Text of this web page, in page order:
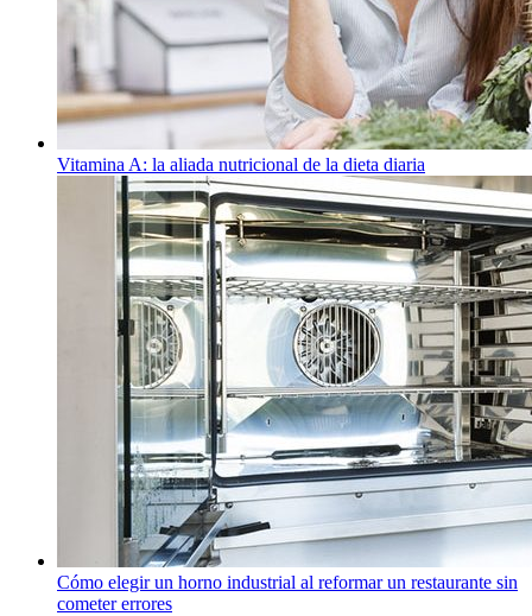
Vitamina A: la aliada nutricional de la dieta diaria
Cómo elegir un horno industrial al reformar un restaurante sin
cometer errores